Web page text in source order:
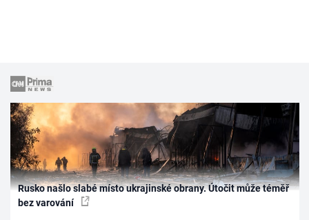
Rusko našlo slabé místo ukrajinské obrany. Útočit může téměř
bez varování